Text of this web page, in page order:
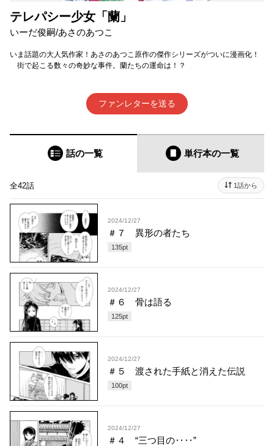
テレパシー少女「蘭」
いーだ俊嗣/あさのあつこ
いま話題の大人気作家！あさのあつこ原作の傑作シリーズがついに漫画化！
街で起こる数々の奇妙な事件。蘭たちの運命は！？
ファンレターを送る
話の一覧 単行本の一覧
全42話 1話から
2024/12/27
＃７ 異形の者たち
135pt
2024/12/27
＃６ 骨は語る
125pt
2024/12/27
＃５ 渡された手紙と消えた伝説
100pt
2024/12/27
＃４ “三つ目の‥‥”